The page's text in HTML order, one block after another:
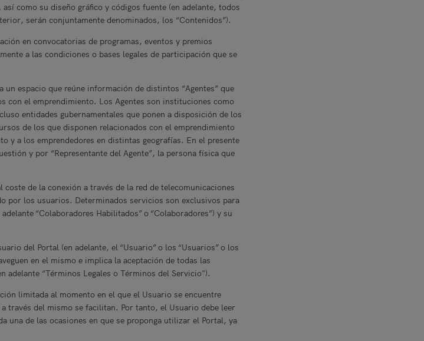
como su diseño gráfico y códigos fuente (en adelante, todos
serán conjuntamente denominados, los “Contenidos”).
en convocatorias de programas, eventos y premios
a las condiciones o bases legales de participación que se
espacio que reúne información de distintos “Agentes” que
con el emprendimiento. Los Agentes son instituciones como
entidades gubernamentales que ponen a disposición de los
de los que disponen relacionados con el emprendimiento
y a los emprendedores en distintas geografías. En el presente
y por “Representante del Agente”, la persona física que
de la conexión a través de la red de telecomunicaciones
por los usuarios. Determinados servicios son exclusivos para
“Colaboradores Habilitados” o “Colaboradores”) y su
del Portal (en adelante, el “Usuario” o los “Usuarios” o los
en el mismo e implica la aceptación de todas las
adelante “Términos Legales o Términos del Servicio").
limitada al momento en el que el Usuario se encuentre
través del mismo se facilitan. Por tanto, el Usuario debe leer
una de las ocasiones en que se proponga utilizar el Portal, ya